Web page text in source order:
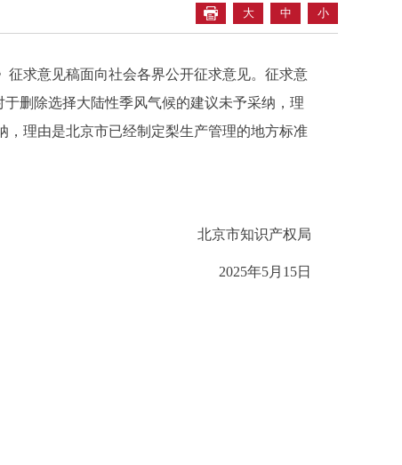
大 中 小
征求意见稿面向社会各界公开征求意见。征求意
于删除选择大陆性季风气候的建议未予采纳，理
理由是北京市已经制定梨生产管理的地方标准
北京市知识产权局
2025年5月 15日